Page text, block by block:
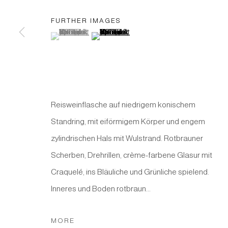
COPYRIGHT © 2026 JAPAN ART - GALERIE FRIEDRICH
FURTHER IMAGES
(View a larger image of thumbnail 1 )
, currently selected.
, currently selected.
, currently selected.(View a larger image of thumbnail 2 )
Reisweinflasche auf niedrigem konischem
Standring, mit eiförmigem Körper und engem
zylindrischen Hals mit Wulstrand. Rotbrauner
Scherben, Drehrillen, crème-farbene Glasur mit
Craquelé, ins Bläuliche und Grünliche spielend.
Inneres und Boden rotbraun...
MORE